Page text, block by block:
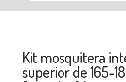
Kit mosquitera
superior de 165-